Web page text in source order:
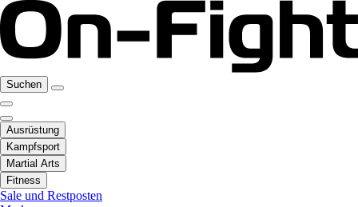
Suchen
Ausrüstung
Kampfsport
Martial Arts
Fitness
Sale und Restposten